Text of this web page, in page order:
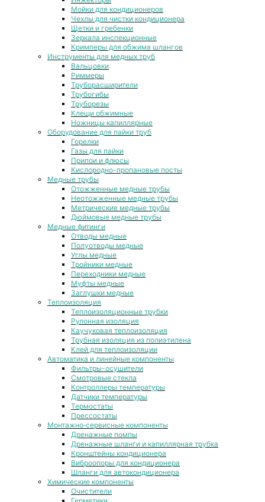
Мойки для кондиционеров
Чехлы для чистки кондиционера
Щетки и гребенки
Зеркала инспекционные
Кримперы для обжима шлангов
Инструменты для медных труб
Вальцовки
Риммеры
Труборасширители
Трубогибы
Труборезы
Клещи обжимные
Ножницы капиллярные
Оборудование для пайки труб
Горелки
Газы для пайки
Припои и флюсы
Кислородно-пропановые посты
Медные трубы
Отожженные медные трубы
Неотожженные медные трубы
Метрические медные трубы
Дюймовые медные трубы
Медные фитинги
Отводы медные
Полуотводы медные
Углы медные
Тройники медные
Переходники медные
Муфты медные
Заглушки медные
Теплоизоляция
Теплоизоляционные трубки
Рулонная изоляция
Каучуковая теплоизоляция
Трубная изоляция из полиэтилена
Клей для теплоизоляции
Автоматика и линейные компоненты
Фильтры-осушители
Смотровые стекла
Контроллеры температуры
Датчики температуры
Термостаты
Прессостаты
Монтажно‑сервисные компоненты
Дренажные помпы
Дренажные шланги и капиллярная трубка
Кронштейны кондиционера
Виброопоры для кондиционера
Шланги для автокондиционера
Химические компоненты
Очистители